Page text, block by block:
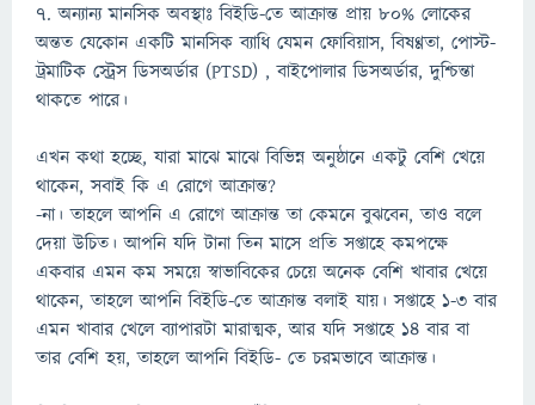
৭. অন্যান্য মানসিক অবস্থাঃ বিইডি-তে আক্রান্ত প্রায় ৮০% লোকের
অন্তত যেকোন একটি মানসিক ব্যাধি যেমন ফোবিয়াস, বিষণ্ণতা, পোস্ট-
ট্রমাটিক স্ট্রেস ডিসঅর্ডার (PTSD) , বাইপোলার ডিসঅর্ডার, দুশ্চিন্তা
থাকতে পারে।
এখন কথা হচ্ছে, যারা মাঝে মাঝে বিভিন্ন অনুষ্ঠানে একটু বেশি খেয়ে
থাকেন, সবাই কি এ রোগে আক্রান্ত?
-না। তাহলে আপনি এ রোগে আক্রান্ত তা কেমনে বুঝবেন, তাও বলে
দেয়া উচিত। আপনি যদি টানা তিন মাসে প্রতি সপ্তাহে কমপক্ষে
একবার এমন কম সময়ে স্বাভাবিকের চেয়ে অনেক বেশি খাবার খেয়ে
থাকেন, তাহলে আপনি বিইডি-তে আক্রান্ত বলাই যায়। সপ্তাহে ১-৩ বার
এমন খাবার খেলে ব্যাপারটা মারাত্মক, আর যদি সপ্তাহে ১৪ বার বা
তার বেশি হয়, তাহলে আপনি বিইডি- তে চরমভাবে আক্রান্ত।